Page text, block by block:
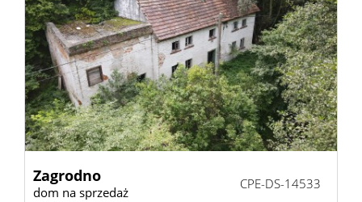
zakupu
Zgłoś
Zagrodno
dom na sprzedaż
CPE-DS-14533